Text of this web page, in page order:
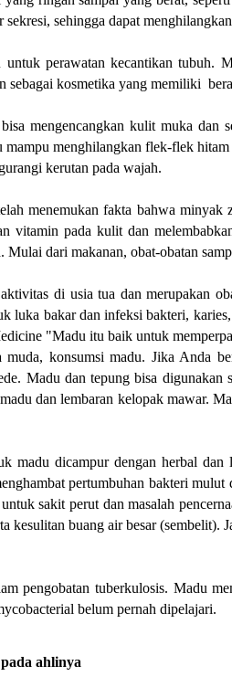
sehingga dapat
perawatan kecantikan tubuh.
sebagai kosmetika yang memiliki
mengencangkan kulit muka dan
mampu menghilangkan flek-flek
kerutan pada wajah.
menemukan fakta bahwa
vitamin pada kulit dan
dari makanan, obat-obatan
di usia tua dan merupakan
luka bakar dan infeksi bakteri,
"Madu itu baik untuk
konsumsi madu. Jika Anda
Madu dan tepung bisa
dan lembaran kelopak mawar.
madu dicampur dengan herbal
pertumbuhan bakteri mulut
sakit perut dan masalah
kesulitan buang air besar (sembelit).
pengobatan tuberkulosis. Madu
belum pernah dipelajari.
ahlinya